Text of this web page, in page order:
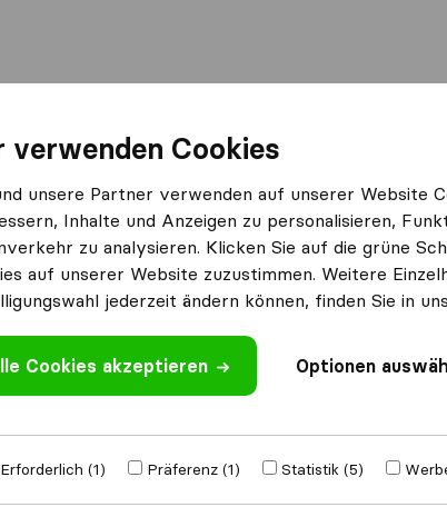
auf 3
i
Bewertung schreiben
verwenden Cookies
unsere Partner verwenden auf unserer Website
Inhalte und Anzeigen zu personalisieren,
zu analysieren. Klicken Sie auf die grüne
auf unserer Website zuzustimmen. Weitere
jederzeit ändern können, finden Sie in
Cookies akzeptieren Optionen
Erforderlich (1) Präferenz (1) Statistik (5)